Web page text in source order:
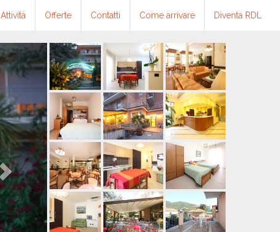
Attività Offerte Contatti Come arrivare Diventa RDL
Next